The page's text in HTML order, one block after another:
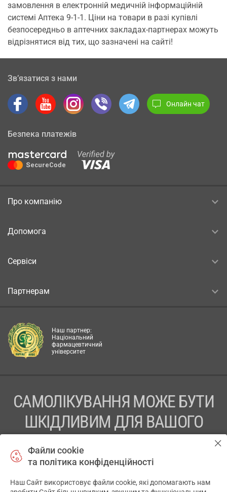
замовлення в електронній медичній інформаційній
системі Аптека 9-1-1. Ціни на товари в разі купівлі
безпосередньо в аптечних закладах-партнерах можуть
відрізнятися від тих, що зазначені на сайті!
Зв’язатися з нами
Онлайн чат
Безпека платежів
Про компанію
Допомога
Сервіси
Партнерам
Наш партнер:
Національний
фармацевтичний
університет
САМОЛІКУВАННЯ МОЖЕ БУТИ
ШКІДЛИВИМ ДЛЯ ВАШОГО
ПЕРЕД ЗАСТОСУВАННЯМ ПРЕПАРАТУ ПРОКОНСУЛЬТУЙТЕСЬ
Файли cookie
та політика конфіденційності
Наш Сайт використовує файли cookie, які допомагають нам
✕